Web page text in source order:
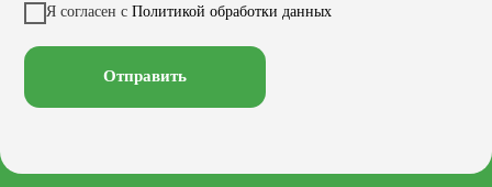
Я согласен с Политикой обработки данных
Отправить
Заказать звонок